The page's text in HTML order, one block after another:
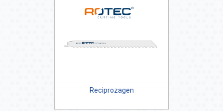
Reciprozagen